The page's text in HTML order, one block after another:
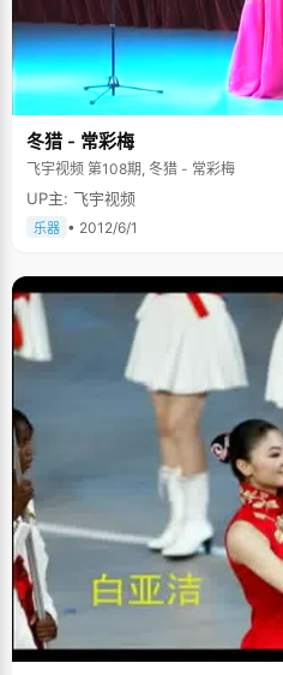
冬猎 - 常彩梅
飞宇视频 第108期, 冬猎 - 常彩梅
UP主: 飞宇视频
乐器 • 2012/6/1